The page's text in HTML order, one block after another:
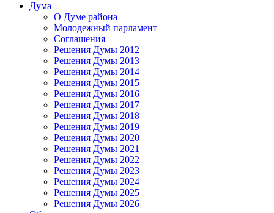
Дума
О Думе района
Молодежный парламент
Соглашения
Решения Думы 2012
Решения Думы 2013
Решения Думы 2014
Решения Думы 2015
Решения Думы 2016
Решения Думы 2017
Решения Думы 2018
Решения Думы 2019
Решения Думы 2020
Решения Думы 2021
Решения Думы 2022
Решения Думы 2023
Решения Думы 2024
Решения Думы 2025
Решения Думы 2026